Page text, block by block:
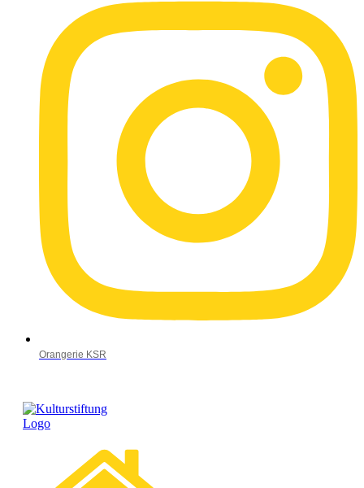
Orangerie KSR